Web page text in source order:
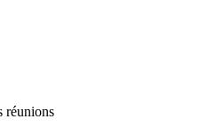
réunions